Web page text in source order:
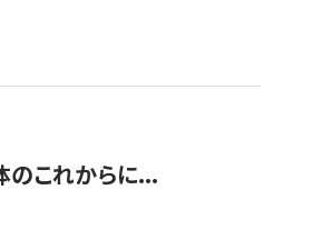
のこれからに...